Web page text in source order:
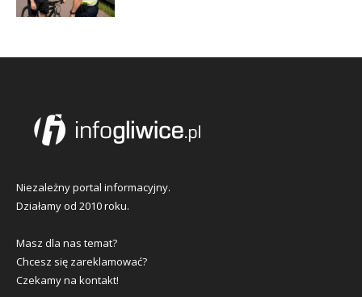
Niezależny portal informacyjny.
Działamy od 2010 roku.
Masz dla nas temat?
Chcesz się zareklamować?
Czekamy na kontakt!